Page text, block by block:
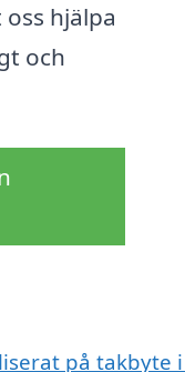
hjälpa
och
på takbyte